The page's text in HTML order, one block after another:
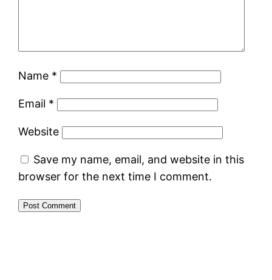
Name *
Email *
Website
Save my name, email, and website in this
browser for the next time I comment.